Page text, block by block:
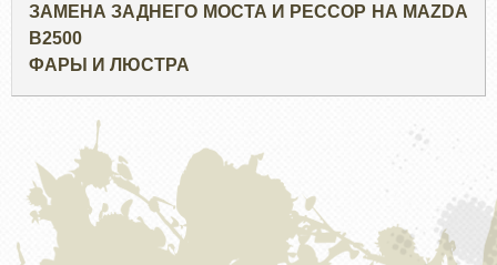
ЗАМЕНА ЗАДНЕГО МОСТА И РЕССОР НА MAZDA
B2500
ФАРЫ И ЛЮСТРА